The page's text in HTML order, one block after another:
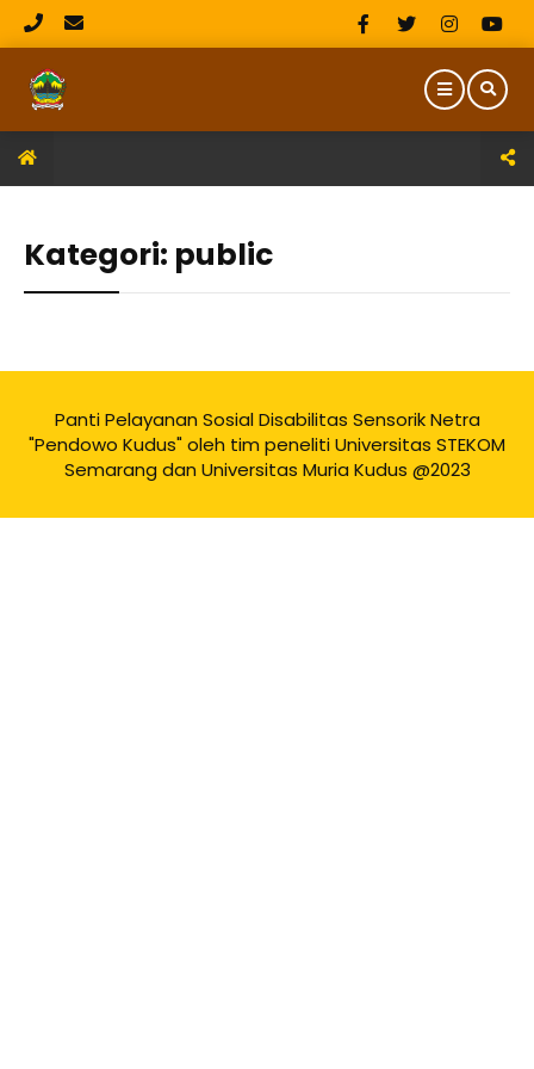
Kategori: public
Panti Pelayanan Sosial Disabilitas Sensorik Netra
"Pendowo Kudus" oleh tim peneliti Universitas STEKOM
Semarang dan Universitas Muria Kudus @2023